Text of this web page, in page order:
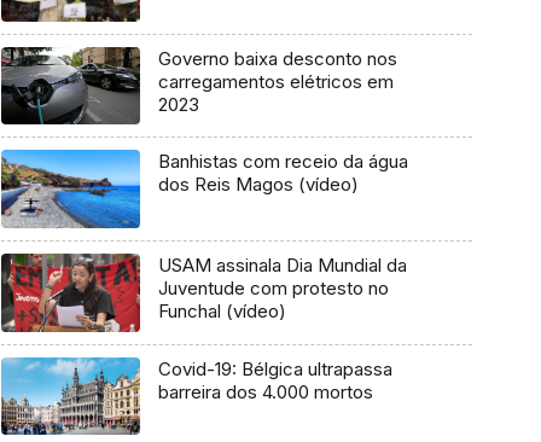
Governo baixa desconto nos
carregamentos elétricos em
2023
Banhistas com receio da água
dos Reis Magos (vídeo)
USAM assinala Dia Mundial da
Juventude com protesto no
Funchal (vídeo)
Covid-19: Bélgica ultrapassa
barreira dos 4.000 mortos